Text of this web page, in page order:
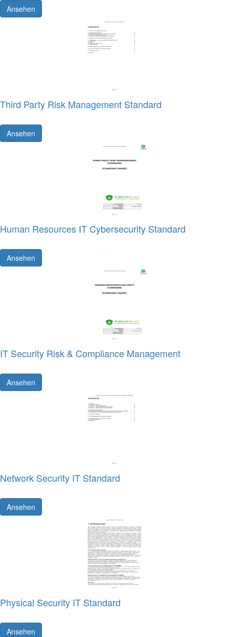
Ansehen
Third Party Risk Management Standard
Ansehen
Human Resources IT Cybersecurity Standard
Ansehen
IT Security Risk & Compliance Management
Ansehen
Network Security IT Standard
Ansehen
Physical Security IT Standard
Ansehen